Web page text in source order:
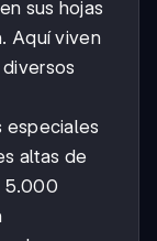
sus hojas
Aquí viven
especiales
altas de
5.000